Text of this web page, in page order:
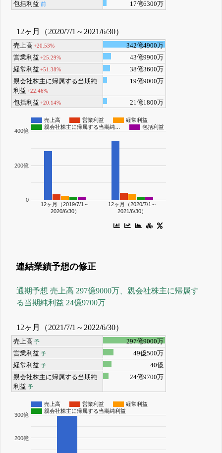
包括利益 前 17億6300万
12ヶ月（2020/7/1～2021/6/30）
売上高 +20.53%
342億4900万
営業利益 +25.29%
43億9900万
経常利益 +51.38%
38億3600万
親会社株主に帰属する当期純
利益 +22.46%
19億9000万
包括利益 +20.14% 21億1800万
売上高 営業利益 経常利益
親会社株主に帰属する当期純… 包括利益
12ヶ月（2019/7/1～
2020/6/30）
12ヶ月（2020/7/1～
2021/6/30）
0
200億
400億
連結業績予想の修正
通期予想 売上高 297億9000万、親会社株主に帰属す
る当期純利益 24億9700万
12ヶ月（2021/7/1～2022/6/30）
売上高 予
297億9000万
営業利益 予
49億500万
経常利益 予
40億
親会社株主に帰属する当期純
利益 予
24億9700万
売上高 営業利益 経常利益
親会社株主に帰属する当期純利益
200億
300億